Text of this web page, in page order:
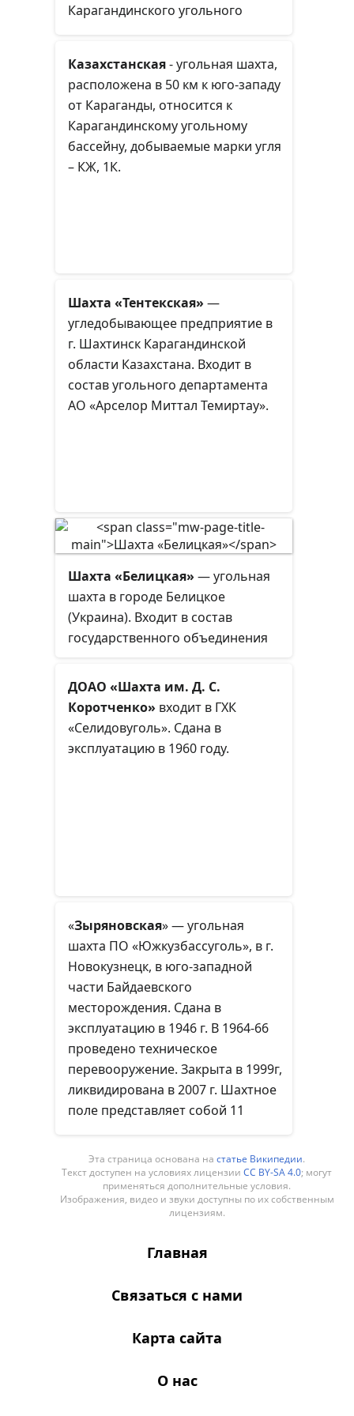
являются Южная Корея и
Карагандинского угольного
вошедшего в состав комбината
«Карагандауголь».
Казахстанская- угольная шахта,
расположена в 50 км к юго-западу
от Караганды, относится к
Карагандинскому угольному
бассейну, добываемые марки угля
– КЖ, 1К.
Шахта «Тентекская» —
угледобывающее предприятие в
г. Шахтинск Карагандинской
области Казахстана. Входит в
состав угольного департамента
АО «Арселор Миттал Темиртау».
Шахта «Белицкая» — угольная
шахта в городе Белицкое
(Украина). Входит в состав
государственного объединения
ДОАО «Шахта им. Д. С.
Коротченко» входит в ГХК
«Селидовуголь». Сдана в
эксплуатацию в 1960 году.
«Зыряновская» — угольная
шахта ПО «Южкузбассуголь», в г.
Новокузнецк, в юго-западной
части Байдаевского
месторождения. Сдана в
эксплуатацию в 1946 г. В 1964-66
проведено техническое
перевооружение. Закрыта в 1999г,
ликвидирована в 2007 г. Шахтное
поле представляет собой 11
Глубина горных работ составляла
350—400 м. Одновременно
разрабатывалось до 4 пластов.
Вскрытие — тремя наклонными и
вертикальными стволами. Шахта
Эта страница основана на статье Википедии.
Текст доступен на условиях лицензии CC BY-SA 4.0; могут
применяться дополнительные условия.
Изображения, видео и звуки доступны по их собственным
лицензиям.
Главная
Связаться с нами
Карта сайта
О нас